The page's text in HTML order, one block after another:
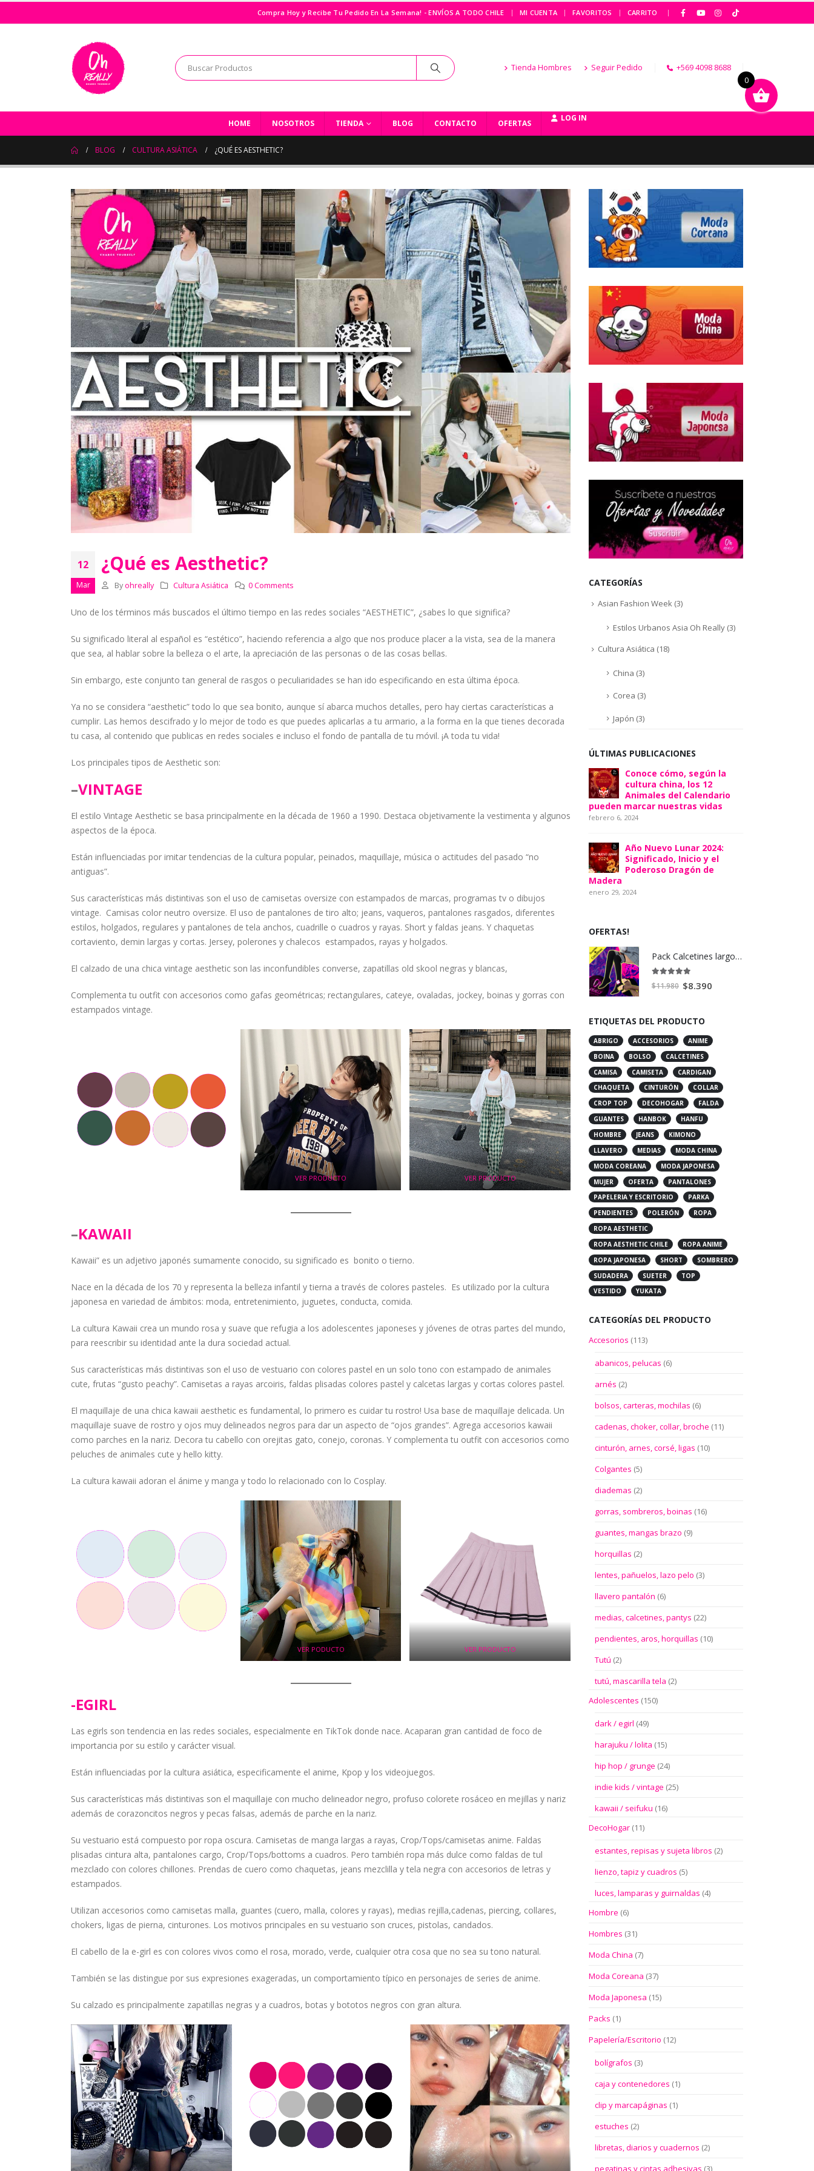
Compra Hoy y Recibe Tu Pedido En La Semana! - ENVÍOS A TODO CHILE | MI CUENTA FAVORITOS CARRITO |
Tienda Hombres Seguir Pedido +569 4098 8688
HOME NOSOTROS TIENDA BLOG CONTACTO OFERTAS
LOG IN
BLOG CULTURA ASIÁTICA ¿QUÉ ES AESTHETIC?
12
Mar
¿Qué es Aesthetic?
By ohreally Cultura Asiática 0 Comments
Uno de los términos más buscados el último tiempo en las redes sociales “AESTHETIC”, ¿sabes lo que significa?
Su significado literal al español es “estético”, haciendo referencia a algo que nos produce placer a la vista, sea de la manera
que sea, al hablar sobre la belleza o el arte, la apreciación de las personas o de las cosas bellas.
Sin embargo, este conjunto tan general de rasgos o peculiaridades se han ido especificando en esta última época.
Ya no se considera “aesthetic” todo lo que sea bonito, aunque sí abarca muchos detalles, pero hay ciertas características a
cumplir. Las hemos descifrado y lo mejor de todo es que puedes aplicarlas a tu armario, a la forma en la que tienes decorada
tu casa, al contenido que publicas en redes sociales e incluso el fondo de pantalla de tu móvil. ¡A toda tu vida!
Los principales tipos de Aesthetic son:
–VINTAGE
El estilo Vintage Aesthetic se basa principalmente en la década de 1960 a 1990. Destaca objetivamente la vestimenta y algunos
aspectos de la época.
Están influenciadas por imitar tendencias de la cultura popular, peinados, maquillaje, música o actitudes del pasado “no
antiguas”.
Sus características más distintivas son el uso de camisetas oversize con estampados de marcas, programas tv o dibujos
vintage. Camisas color neutro oversize. El uso de pantalones de tiro alto; jeans, vaqueros, pantalones rasgados, diferentes
estilos, holgados, regulares y pantalones de tela anchos, cuadrille o cuadros y rayas. Short y faldas jeans. Y chaquetas
cortaviento, demin largas y cortas. Jersey, polerones y chalecos estampados, rayas y holgados.
El calzado de una chica vintage aesthetic son las inconfundibles converse, zapatillas old skool negras y blancas,
Complementa tu outfit con accesorios como gafas geométricas; rectangulares, cateye, ovaladas, jockey, boinas y gorras con
estampados vintage.
VER PRODUCTO VER PRODUCTO
–KAWAII
Kawaii” es un adjetivo japonés sumamente conocido, su significado es bonito o tierno.
Nace en la década de los 70 y representa la belleza infantil y tierna a través de colores pasteles. Es utilizado por la cultura
japonesa en variedad de ámbitos: moda, entretenimiento, juguetes, conducta, comida.
La cultura Kawaii crea un mundo rosa y suave que refugia a los adolescentes japoneses y jóvenes de otras partes del mundo,
para reescribir su identidad ante la dura sociedad actual.
Sus características más distintivas son el uso de vestuario con colores pastel en un solo tono con estampado de animales
cute, frutas “gusto peachy”. Camisetas a rayas arcoiris, faldas plisadas colores pastel y calcetas largas y cortas colores pastel.
El maquillaje de una chica kawaii aesthetic es fundamental, lo primero es cuidar tu rostro! Usa base de maquillaje delicada. Un
maquillaje suave de rostro y ojos muy delineados negros para dar un aspecto de “ojos grandes”. Agrega accesorios kawaii
como parches en la nariz. Decora tu cabello con orejitas gato, conejo, coronas. Y complementa tu outfit con accesorios como
peluches de animales cute y hello kitty.
La cultura kawaii adoran el ánime y manga y todo lo relacionado con lo Cosplay.
VER PODUCTO VER PRODUCTO
-EGIRL
Las egirls son tendencia en las redes sociales, especialmente en TikTok donde nace. Acaparan gran cantidad de foco de
importancia por su estilo y carácter visual.
Están influenciadas por la cultura asiática, especificamente el anime, Kpop y los videojuegos.
Sus características más distintivas son el maquillaje con mucho delineador negro, profuso colorete rosáceo en mejillas y nariz
además de corazoncitos negros y pecas falsas, además de parche en la nariz.
Su vestuario está compuesto por ropa oscura. Camisetas de manga largas a rayas, Crop/Tops/camisetas anime. Faldas
plisadas cintura alta, pantalones cargo, Crop/Tops/bottoms a cuadros. Pero también ropa más dulce como faldas de tul
mezclado con colores chillones. Prendas de cuero como chaquetas, jeans mezclilla y tela negra con accesorios de letras y
estampados.
Utilizan accesorios como camisetas malla, guantes (cuero, malla, colores y rayas), medias rejilla,cadenas, piercing, collares,
chokers, ligas de pierna, cinturones. Los motivos principales en su vestuario son cruces, pistolas, candados.
El cabello de la e-girl es con colores vivos como el rosa, morado, verde, cualquier otra cosa que no sea su tono natural.
También se las distingue por sus expresiones exageradas, un comportamiento típico en personajes de series de anime.
Su calzado es principalmente zapatillas negras y a cuadros, botas y bototos negros con gran altura.
CATEGORÍAS
Asian Fashion Week (3)
Estilos Urbanos Asia Oh Really (3)
Cultura Asiática (18)
China (3)
Corea (3)
Japón (3)
ÚLTIMAS PUBLICACIONES
Conoce cómo, según la
cultura china, los 12
Animales del Calendario
pueden marcar nuestras vidas
febrero 6, 2024
Año Nuevo Lunar 2024:
Significado, Inicio y el
Poderoso Dragón de
Madera
enero 29, 2024
OFERTAS!
Pack Calcetines largos con rayas hasta la rodilla con Guantes de rejilla de malla brazo sin dedos
$11.980 El
$11.980.
$8.390
$8.390.
ETIQUETAS DEL PRODUCTO
ABRIGO ACCESORIOS
ANIME
BOINA
BOLSO
CALCETINES
CAMISA
CAMISETA
CARDIGAN
CHAQUETA
CINTURÓN
COLLAR
CROP TOP
DECOHOGAR
FALDA
GUANTES
HANBOK
HANFU
HOMBRE
JEANS
KIMONO
LLAVERO
MEDIAS
MODA CHINA
MODA COREANA
MODA JAPONESA
MUJER
OFERTA
PANTALONES
PAPELERIA Y ESCRITORIO
PARKA
PENDIENTES
POLERÓN
ROPA
ROPA AESTHETIC
ROPA AESTHETIC CHILE
ROPA ANIME
ROPA JAPONESA
SHORT
SOMBRERO
SUDADERA
SUETER
TOP
VESTIDO
YUKATA
CATEGORÍAS DEL PRODUCTO
Accesorios (113)
abanicos, pelucas (6)
arnés (2)
bolsos, carteras, mochilas (6)
cadenas, choker, collar, broche (11)
cinturón, arnes, corsé, ligas (10)
Colgantes (5)
diademas (2)
gorras, sombreros, boinas (16)
guantes, mangas brazo (9)
horquillas (2)
lentes, pañuelos, lazo pelo (3)
llavero pantalón (6)
medias, calcetines, pantys (22)
pendientes, aros, horquillas (10)
Tutú (2)
tutú, mascarilla tela (2)
Adolescentes (150)
dark / egirl (49)
harajuku / lolita (15)
hip hop / grunge (24)
indie kids / vintage (25)
kawaii / seifuku (16)
DecoHogar (11)
estantes, repisas y sujeta libros (2)
lienzo, tapiz y cuadros (5)
luces, lamparas y guirnaldas (4)
Hombre (6)
Hombres (31)
Moda China (7)
Moda Coreana (37)
Moda Japonesa (15)
Packs (1)
Papelería/Escritorio (12)
bolígrafos (3)
caja y contenedores (1)
clip y marcapáginas (1)
estuches (2)
libretas, diarios y cuadernos (2)
pegatinas y cintas adhesivas (3)
0